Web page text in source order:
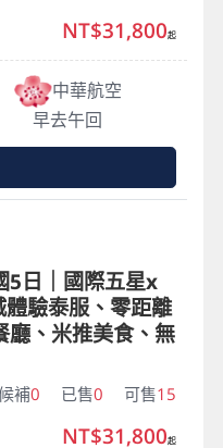
中華航空
早去午回
NT$31,800起
5日｜國際五星x
驗泰服、零距離
廳、米推美食、無
補0 已售0 可售15
NT$31,800起